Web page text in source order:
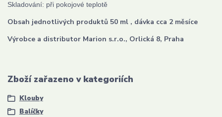
Skladování: při pokojové teplotě
Obsah jednotlivých produktů 50 ml , dávka cca 2 měsíce
Výrobce a distributor Marion s.r.o., Orlická 8, Praha
Zboží zařazeno v kategoriích
Klouby
Balíčky